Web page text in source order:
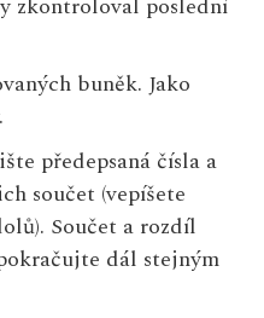
buněk. Jako
předepsaná čísla a
součet (vepíšete
Součet a rozdíl
dál stejným